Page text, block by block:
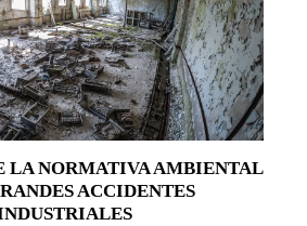
LA NORMATIVA AMBIENTAL
ACCIDENTES